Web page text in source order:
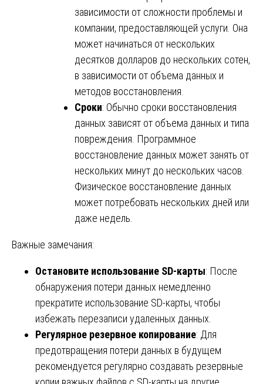
зависимости от сложности проблемы и
компании, предоставляющей услуги. Она
может начинаться от нескольких
десятков долларов до нескольких сотен,
в зависимости от объема данных и
методов восстановления.
Сроки: Обычно сроки восстановления
данных зависят от объема данных и типа
повреждения. Программное
восстановление данных может занять от
нескольких минут до нескольких часов.
Физическое восстановление данных
может потребовать нескольких дней или
даже недель.
Важные замечания:
Остановите использование SD-карты: После
обнаружения потери данных немедленно
прекратите использование SD-карты, чтобы
избежать перезаписи удаленных данных.
Регулярное резервное копирование: Для
предотвращения потери данных в будущем
рекомендуется регулярно создавать резервные